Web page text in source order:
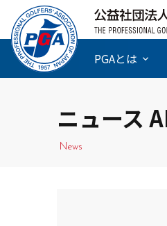
PGAとは
ニュース
News